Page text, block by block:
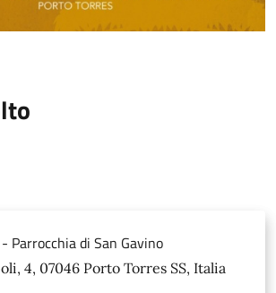
Parrocchia di San Gavino
4, 07046 Porto Torres SS, Italia